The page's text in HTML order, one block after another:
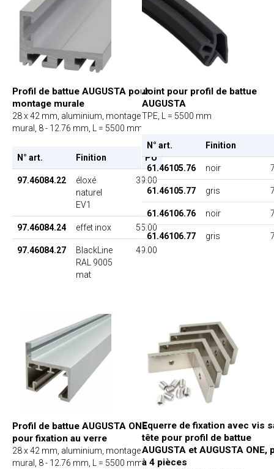
Profil de battue AUGUSTA pour
montage murale
28 x 42 mm, aluminium, montage
mural, 8 - 12.76 mm, L = 5500 mm
N° art. Finition PU
97.46084.22
éloxé
naturel
EV1
39.00
97.46084.24 effet inox 55.00
97.46084.27
BlackLine
RAL 9005
mat
49.00
Joint pour profil de battue
AUGUSTA
TPE, L = 5500 mm
N° art. Finition
61.46105.76 noir
61.46105.77 gris
61.46106.76 noir
61.46106.77 gris
Profil de battue AUGUSTA ONE
pour fixation au verre
28 x 42 mm, aluminium, montage
mural, 8 - 12.76 mm, L = 5500 mm
Equerre de fixation avec vis
tête pour profil de battue
AUGUSTA et AUGUSTA ONE,
à 4 pièces